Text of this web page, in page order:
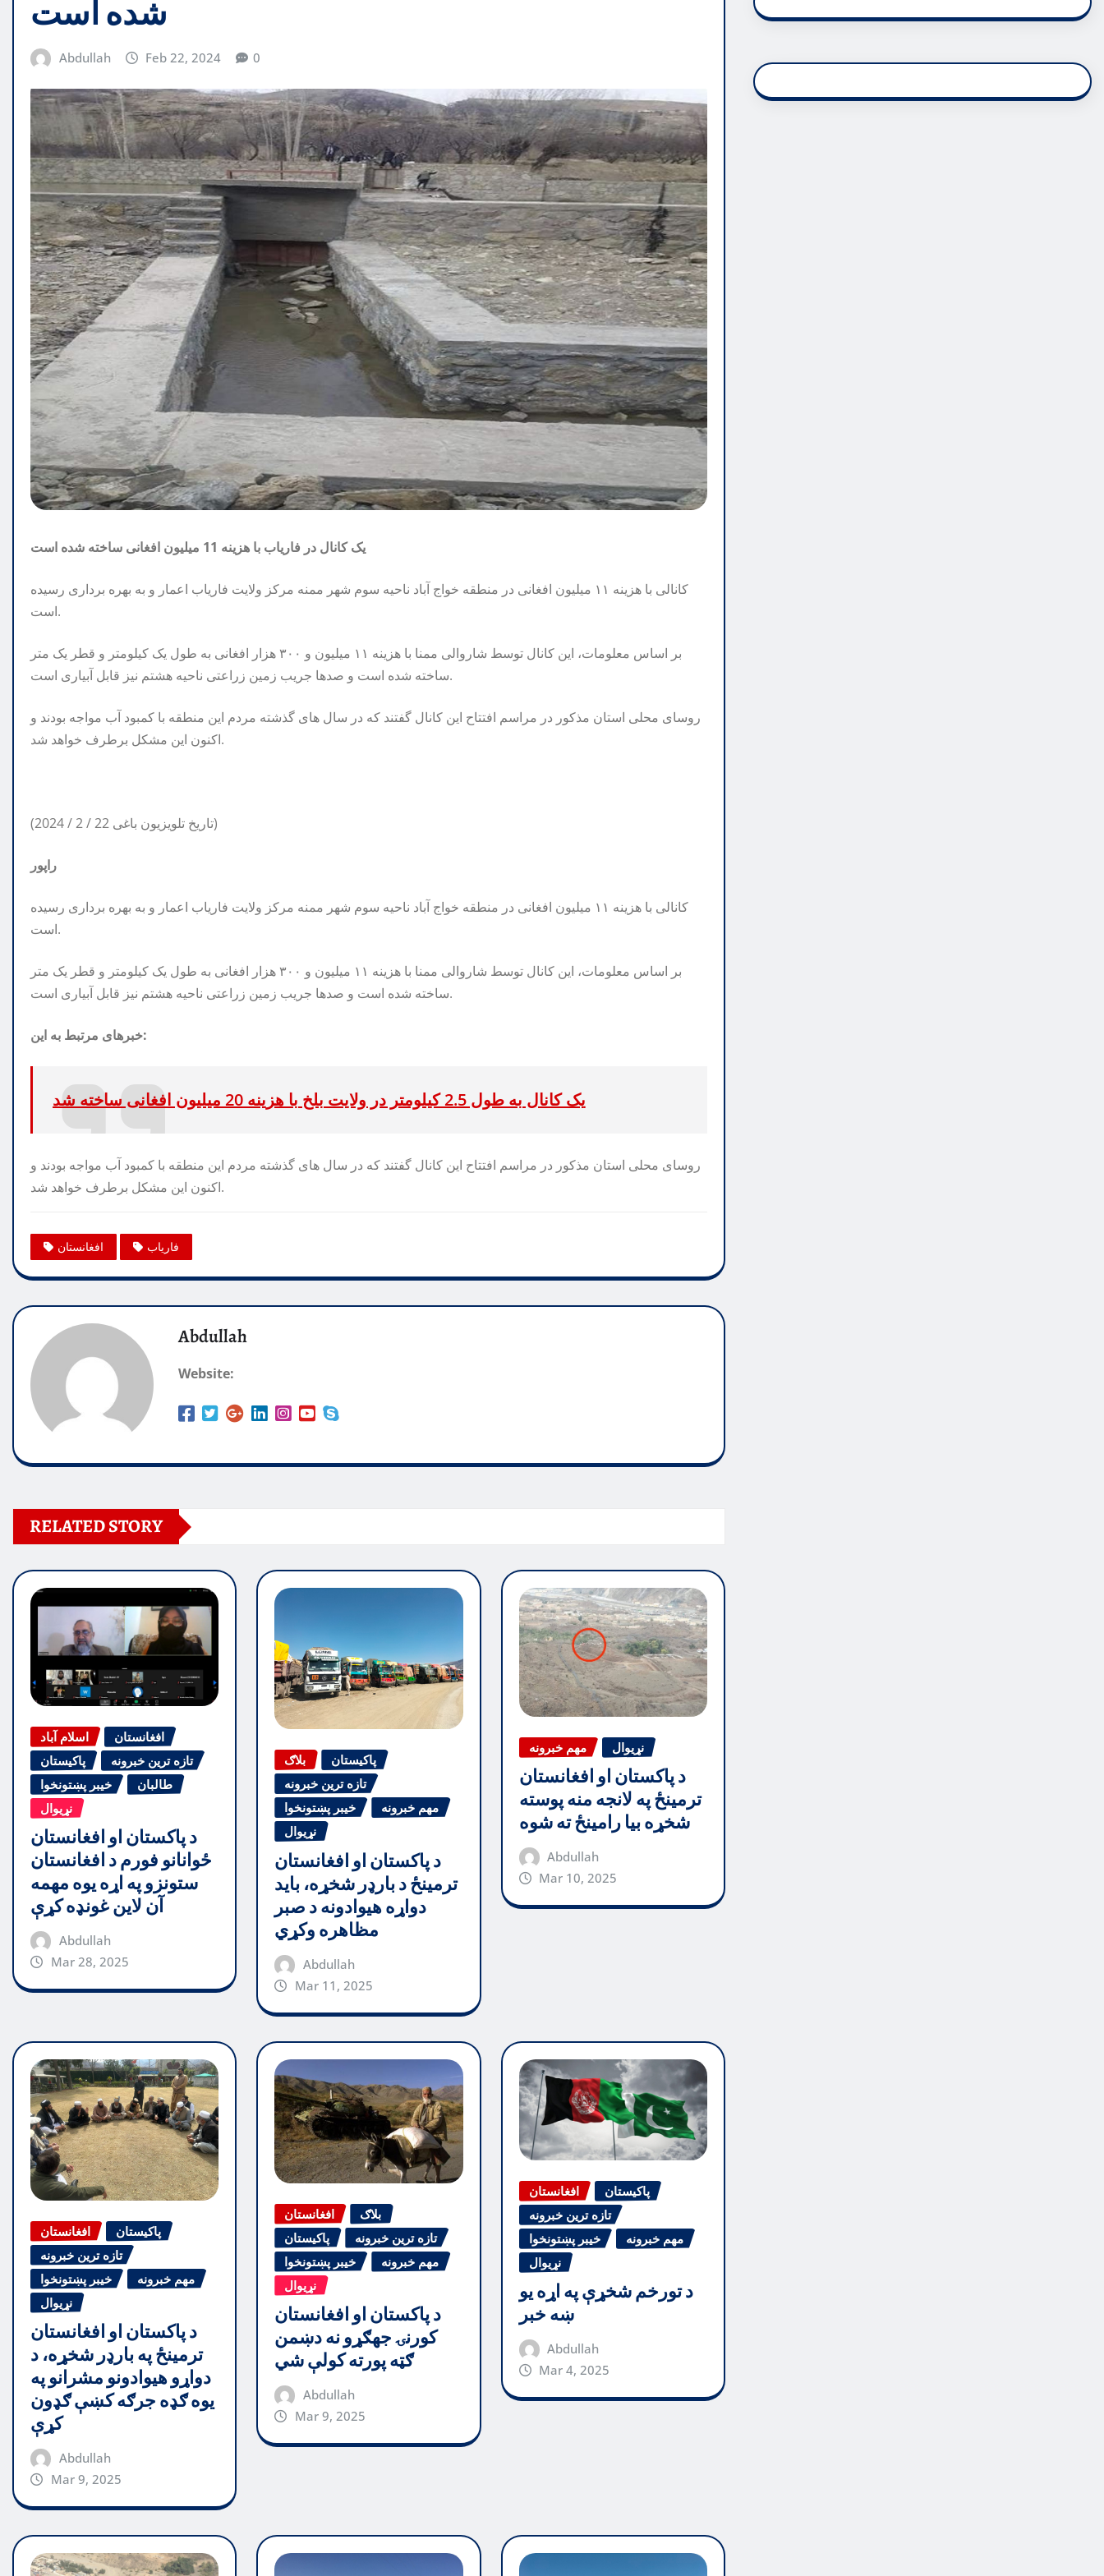
شده است
Abdullah Feb 22, 2024 0
یک کانال در فاریاب با هزینه 11 میلیون افغانی ساخته شده است
کانالی با هزینه ۱۱ میلیون افغانی در منطقه خواج آباد ناحیه سوم شهر ممنه مرکز ولایت فاریاب اعمار و به بهره برداری رسیده
است.
بر اساس معلومات، این کانال توسط شاروالی ممنا با هزینه ۱۱ میلیون و ۳۰۰ هزار افغانی به طول یک کیلومتر و قطر یک متر
ساخته شده است و صدها جریب زمین زراعتی ناحیه هشتم نیز قابل آبیاری است.
روسای محلی استان مذکور در مراسم افتتاح این کانال گفتند که در سال های گذشته مردم این منطقه با کمبود آب مواجه بودند و
اکنون این مشکل برطرف خواهد شد.
(2024 / 2 / 22 تاریخ تلویزیون باغی)
کانالی با هزینه ۱۱ میلیون افغانی در منطقه خواج آباد ناحیه سوم شهر ممنه مرکز ولایت فاریاب اعمار و به بهره برداری رسیده
است.
بر اساس معلومات، این کانال توسط شاروالی ممنا با هزینه ۱۱ میلیون و ۳۰۰ هزار افغانی به طول یک کیلومتر و قطر یک متر
ساخته شده است و صدها جریب زمین زراعتی ناحیه هشتم نیز قابل آبیاری است.
خبرهای مرتبط به این:
یک کانال به طول 2.5 کیلومتر در ولایت بلخ با هزینه 20 میلیون افغانی ساخته شد
روسای محلی استان مذکور در مراسم افتتاح این کانال گفتند که در سال های گذشته مردم این منطقه با کمبود آب مواجه بودند و
اکنون این مشکل برطرف خواهد شد.
افغانستان فاریاب
Abdullah
Website:
RELATED STORY
اسلام آباد
افغانستان
پاکیستان
تازه ترین خبرونه
خیبر پښتونخوا
طالبان
نړیوال
د پاکستان او افغانستان
ځوانانو فورم د افغانستان
ستونزو په اړه یوه مهمه
آن لاین غونډه کړې
Abdullah
Mar 28, 2025
بلاګ
پاکیستان
تازه ترین خبرونه
خیبر پښتونخوا
مهم خبرونه
نړیوال
د پاکستان او افغانستان
ترمینځ د بارډر شخړه، باید
دواړه هیوادونه د صبر
مظاهره وکړي
Abdullah
Mar 11, 2025
مهم خبرونه نړیوال
د پاکستان او افغانستان
ترمینځ په لانجه منه پوسته
شخړه بیا رامینځ ته شوه
Abdullah
Mar 10, 2025
افغانستان
پاکیستان
تازه ترین خبرونه
خیبر پښتونخوا
مهم خبرونه
نړیوال
د پاکستان او افغانستان
ترمینځ په بارډر شخړه، د
دواړو هیوادونو مشرانو په
یوه ګډه جرګه کښې ګډون
کړې
Abdullah
Mar 9, 2025
افغانستان
بلاګ
پاکیستان
تازه ترین خبرونه
خیبر پښتونخوا
مهم خبرونه
نړیوال
د پاکستان او افغانستان
کورنۍ جهګړو نه دښمن
ګټه پورته کولې شي
Abdullah
Mar 9, 2025
افغانستان
پاکیستان
تازه ترین خبرونه
خیبر پښتونخوا
مهم خبرونه
نړیوال
د تورخم شخړې په اړه یو
ښه خبر
Abdullah
Mar 4, 2025